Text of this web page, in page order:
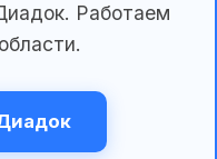
Работаем